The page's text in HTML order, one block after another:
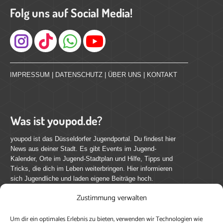
Zustimmung verwalten
Um dir ein optimales Erlebnis zu bieten, verwenden wir Technologien wie
Folg uns auf Social Media!
Instagram
IMPRESSUM DATENSCHUTZ ÜBER UNS KONTAKT
Was ist youpod.de?
youpod ist das Düsseldorfer Jugendportal. Du findest hier
News aus deiner Stadt. Es gibt Events im Jugend-
Kalender, Orte im Jugend-Stadtplan und Hilfe, Tipps und
Tricks, die dich im Leben weiterbringen. Hier informieren
sich Jugendliche und laden eigene Beiträge hoch.
Mach mit bei youpod.de!